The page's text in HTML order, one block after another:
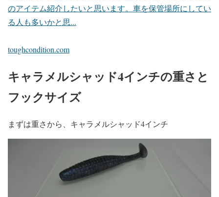
のアイテム紹介したいと思います。車を保管場所にしてい
る人も多いかと思...
toughcondition.com
キャラメルシャッド4インチの重さと
フックサイズ
まずは重さから、キャラメルシャッド4インチ